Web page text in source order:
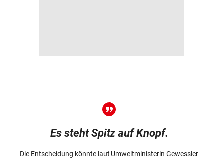
Es steht Spitz auf Knopf.
Die Entscheidung könnte laut Umweltministerin Gewessler